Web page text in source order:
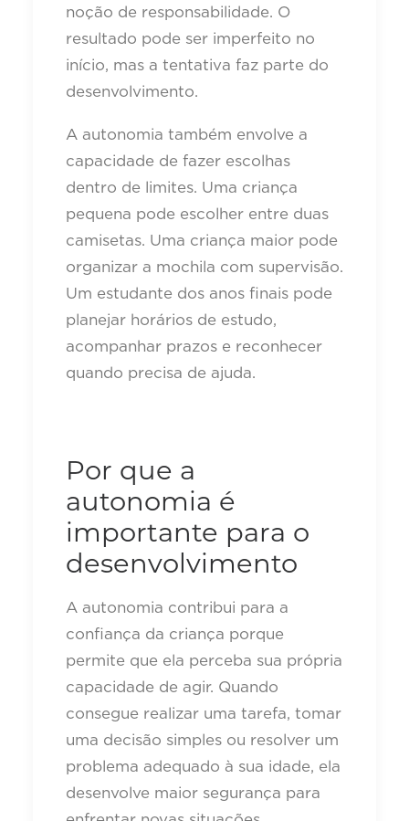
noção de responsabilidade. O
resultado pode ser imperfeito no
início, mas a tentativa faz parte do
desenvolvimento.
A autonomia também envolve a
capacidade de fazer escolhas
dentro de limites. Uma criança
pequena pode escolher entre duas
camisetas. Uma criança maior pode
organizar a mochila com supervisão.
Um estudante dos anos finais pode
planejar horários de estudo,
acompanhar prazos e reconhecer
quando precisa de ajuda.
Por que a
autonomia é
importante para o
desenvolvimento
A autonomia contribui para a
confiança da criança porque
permite que ela perceba sua própria
capacidade de agir. Quando
consegue realizar uma tarefa, tomar
uma decisão simples ou resolver um
problema adequado à sua idade, ela
desenvolve maior segurança para